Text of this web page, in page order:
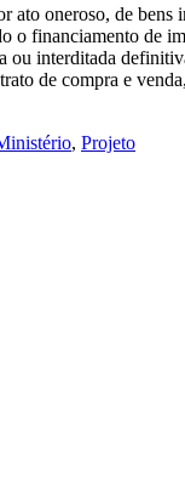
oneroso, de
o financiamento de
interditada
de compra e
, Projeto